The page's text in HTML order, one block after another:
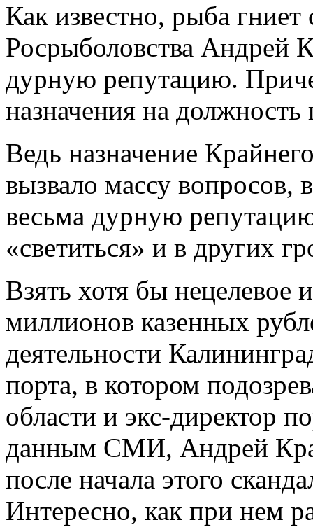
Как известно, рыба гниет
Росрыболовства Андрей
дурную репутацию.
назначения на должность
Ведь назначение
вызвало массу вопросов,
весьма дурную
«светиться» и в других
Взять хотя бы нецелевое
миллионов казенных
деятельности
порта, в котором
области и экс-директор
данным СМИ, Андрей
после начала этого
Интересно, как при нем